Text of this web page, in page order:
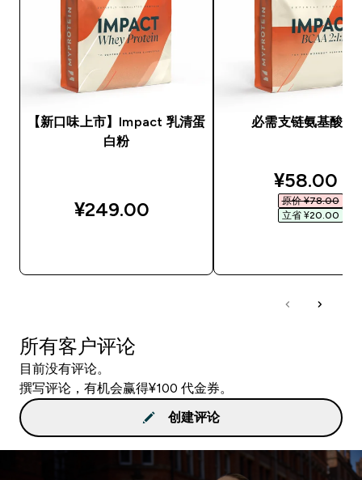
【新口味上市】Impact 乳清蛋
白粉
¥249.00‎
必需支链氨基酸
¥58.00‎
原价 ¥78.00‎
立省 ¥20.00‎
所有客户评论
目前没有评论。
撰写评论，有机会赢得¥100 代金券。
创建评论